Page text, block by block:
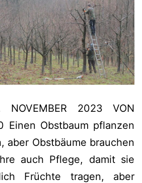
NOVEMBER 2023 VON
Einen Obstbaum pflanzen
aber Obstbäume brauchen
auch Pflege, damit sie
Früchte tragen, aber